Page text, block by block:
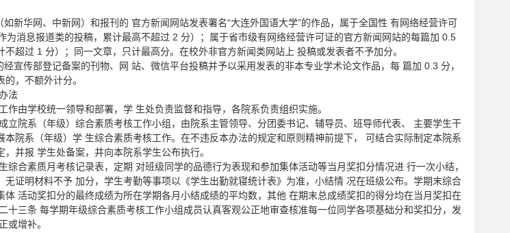
新华网、中新网）和报刊的 官方新闻网站发表署名“大连外国语大学”的作品，属于全国性 有网络经营许可
为消息报道类的投稿，累计最高不超过 2 分）；属于省市级有网络经营许可证的官方新闻网站的每篇加 0.5
超过 1 分）；同一文章，只计最高分。在校外非官方新闻类网站上 投稿或发表者不予加分。
宣传部登记备案的刊物、网 站、微信平台投稿并予以采用发表的非本专业学术论文作品，每 篇加 0.3 分，
，不额外计分。
法
作由学校统一领导和部署，学 生处负责监督和指导，各院系负责组织实施。
立院系（年级）综合素质考核工作小组，由院系主管领导、分团委书记、辅导员、班导师代表、 主要学生干
本院系（年级）学 生综合素质考核工作。在不违反本办法的规定和原则精神前提下， 可结合实际制定本院系
并报 学生处备案，并向本院系学生公布执行。
综合素质月考核记录表，定期 对班级同学的品德行为表现和参加集体活动等当月奖扣分情况进 行一次小结，
无证明材料不予 加分，学生考勤等事项以《学生出勤就寝统计表》为准，小结情 况在班级公布。学期末综合
体 活动奖扣分的最终成绩为所在学期各月小结成绩的平均数，其他 在期末总成绩奖扣的得分均在当月奖扣在
十三条 每学期年级综合素质考核工作小组成员认真客观公正地审查核准每一位同学各项基础分和奖扣分，发
或增补。